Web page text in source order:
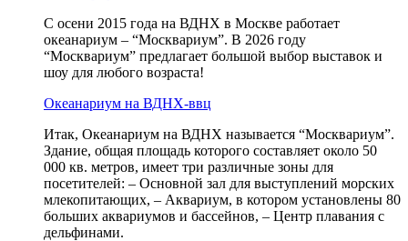
С осени 2015 года на ВДНХ в Москве работает
океанариум – “Москвариум”. В 2026 году
“Москвариум” предлагает большой выбор выставок и
шоу для любого возраста!
Океанариум на ВДНХ-ввц
Итак, Океанариум на ВДНХ называется “Москвариум”.
Здание, общая площадь которого составляет около 50
000 кв. метров, имеет три различные зоны для
посетителей: – Основной зал для выступлений морских
млекопитающих, – Аквариум, в котором установлены 80
больших аквариумов и бассейнов, – Центр плавания с
дельфинами.